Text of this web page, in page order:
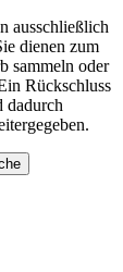
ausschließlich
dienen zum
sammeln oder
Rückschluss
dadurch